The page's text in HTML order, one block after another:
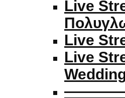
Live
Live
Live